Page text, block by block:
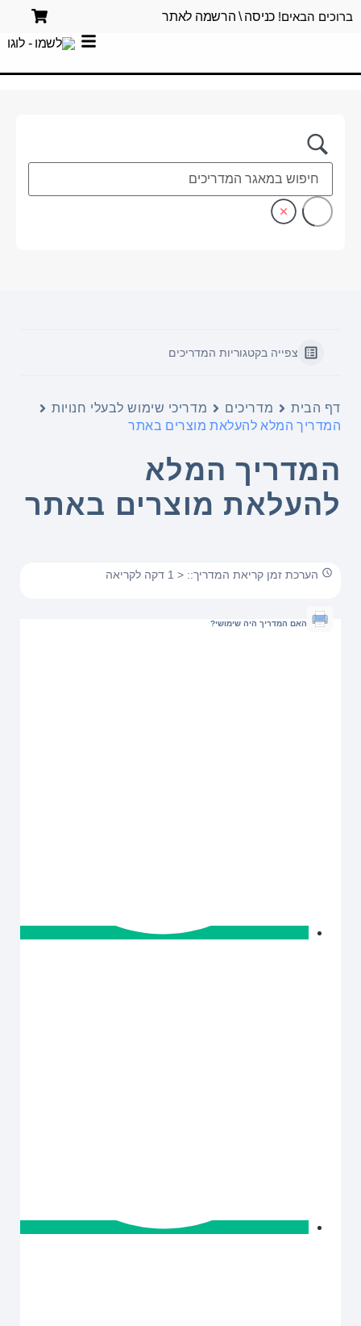
ברוכים הבאים! כניסה \ הרשמה לאתר
צפייה בקטגוריות המדריכים
דף הבית מדריכים
מדריכי שימוש לבעלי חנויות
המדריך המלא להעלאת מוצרים באתר
המדריך המלא
להעלאת מוצרים באתר
הערכת זמן קריאת המדריך:: < 1 דקה לקריאה
האם המדריך היה שימושי?